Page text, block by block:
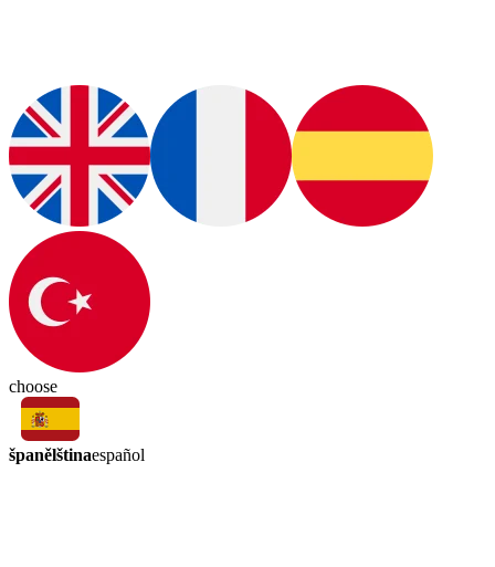
choose
španělštinaespañol